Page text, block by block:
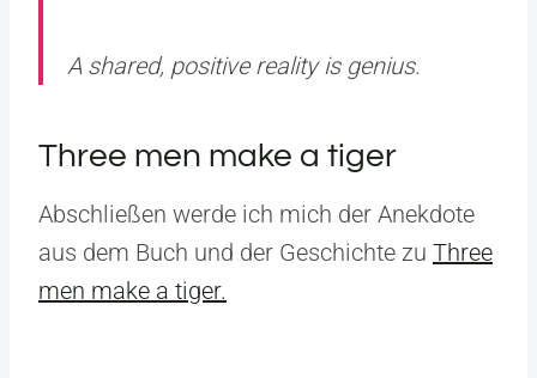
A shared, positive reality is genius.
Three men make a tiger
Abschließen werde ich mich der Anekdote
aus dem Buch und der Geschichte zu Three
men make a tiger.